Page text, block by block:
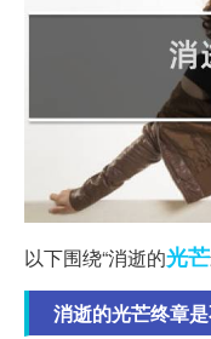
以下围绕“消逝的光芒
消逝的光芒终章